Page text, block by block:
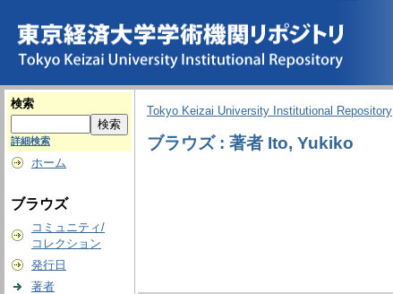
検索
詳細検索
ホーム
ブラウズ
コミュニティ/
コレクション
発行日
著者
Tokyo Keizai University Institutional Repository
ブラウズ : 著者 Ito, Yukiko